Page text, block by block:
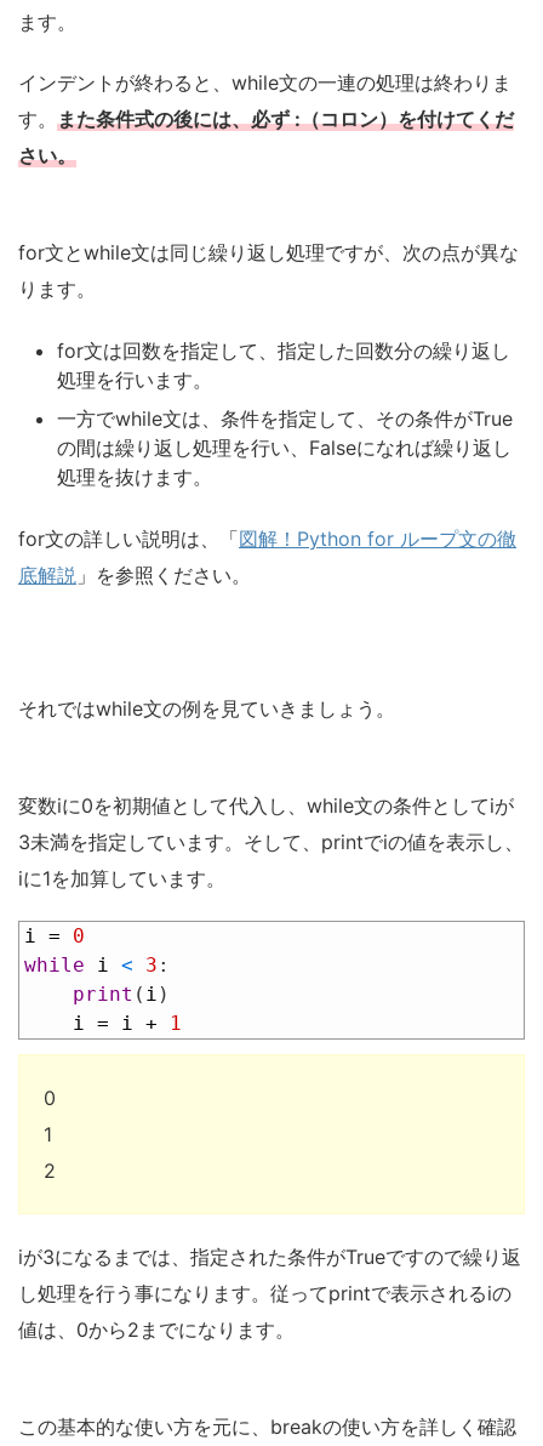
ます。
インデントが終わると、while文の一連の処理は終わりま
す。 また条件式の後には、必ず :（コロン）を付けてくだ
さい。
for文とwhile文は同じ繰り返し処理ですが、次の点が異な
ります。
for文は回数を指定して、指定した回数分の繰り返し
処理を行います。
一方でwhile文は、条件を指定して、その条件がTrue
の間は繰り返し処理を行い、Falseになれば繰り返し
処理を抜けます。
for文の詳しい説明は、「図解！Python for ループ文の徹
底解説 」を参照ください。
それではwhile文の例を見ていきましょう。
変数iに0を初期値として代入し、while文の条件としてiが
3未満を指定しています。そして、printでiの値を表示し、
iに1を加算しています。
i =
0
while
i < 3 :
print ( i )
i = i + 1
0
1
2
iが3になるまでは、指定された条件がTrueですので繰り返
し処理を行う事になります。従ってprintで表示されるiの
値は、0から2までになります。
この基本的な使い方を元に、breakの使い方を詳しく確認